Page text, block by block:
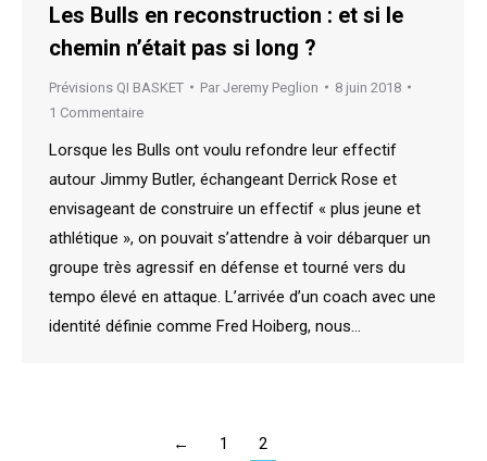
Les Bulls en reconstruction : et si le
chemin n’était pas si long ?
Prévisions QI BASKET Par Jeremy Peglion
8 juin 2018
1 Commentaire
Lorsque les Bulls ont voulu refondre leur effectif
autour Jimmy Butler, échangeant Derrick Rose et
envisageant de construire un effectif « plus jeune et
athlétique », on pouvait s’attendre à voir débarquer un
groupe très agressif en défense et tourné vers du
tempo élevé en attaque. L’arrivée d’un coach avec une
identité définie comme Fred Hoiberg, nous…
← 1 2